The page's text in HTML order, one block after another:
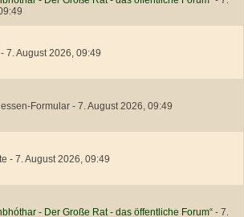
- 7. August 2026, 09:49
Formular - 7. August 2026, 09:49
- 7. August 2026, 09:49
- Der Große Rat - das öffentliche Forum“ - 7.